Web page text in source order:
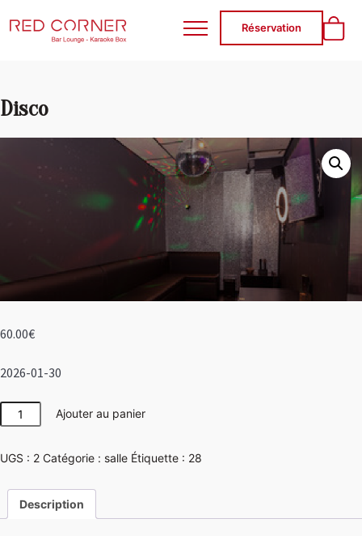
RED CORNER
Réservation
Disco
60.00€
2026-01-30
quantité
de
Ajouter au panier
UGS : 2 Catégorie : salle Étiquette : 28
Description